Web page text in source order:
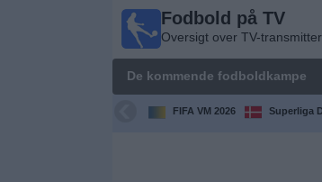
Fodbold på TV
Oversigt over TV-
De kommende fodboldkampe
FIFA VM 2026 Superliga
Oversigt over
transmitterede